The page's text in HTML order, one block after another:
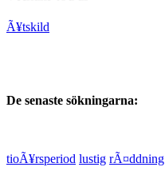
Ã¥tskild
De senaste sökningarna:
tioÃ¥rsperiod lustig rÃ¤ddning